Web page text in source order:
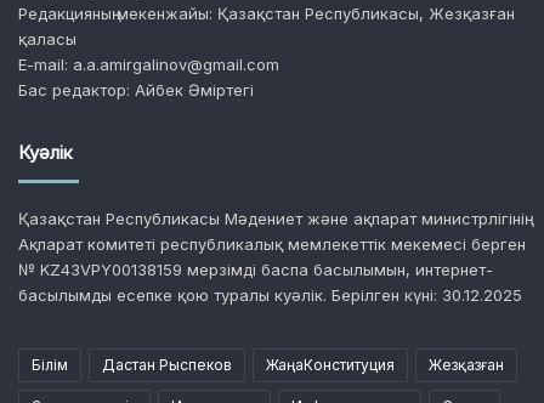
Редакцияның мекенжайы: Қазақстан Республикасы, Жезқазған
қаласы
E-mail: a.a.amirgalinov@gmail.com
Бас редактор: Айбек Әміртегі
Куәлік
Қазақстан Республикасы Мәдениет және ақпарат министрлігінің
Ақпарат комитеті республикалық мемлекеттік мекемесі берген
№ KZ43VPY00138159 мерзімді баспа басылымын, интернет-
басылымды есепке қою туралы куәлік. Берілген күні: 30.12.2025
Білім Дастан Рыспеков ЖаңаКонституция Жезқазған